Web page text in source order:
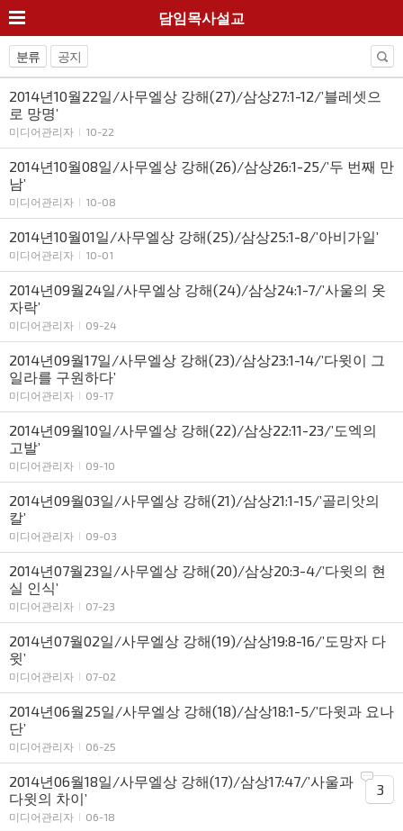
담임목사설교
분류 공지
2014년10월22일/사무엘상 강해(27)/삼상27:1-12/’블레셋으
로 망명’
미디어관리자 10-22
2014년10월08일/사무엘상 강해(26)/삼상26:1-25/’두 번째 만
남’
미디어관리자 10-08
2014년10월01일/사무엘상 강해(25)/삼상25:1-8/’아비가일’
미디어관리자 10-01
2014년09월24일/사무엘상 강해(24)/삼상24:1-7/’사울의 옷
자락’
미디어관리자 09-24
2014년09월17일/사무엘상 강해(23)/삼상23:1-14/’다윗이 그
일라를 구원하다’
미디어관리자 09-17
2014년09월10일/사무엘상 강해(22)/삼상22:11-23/’도엑의
고발’
미디어관리자 09-10
2014년09월03일/사무엘상 강해(21)/삼상21:1-15/’골리앗의
칼’
미디어관리자 09-03
2014년07월23일/사무엘상 강해(20)/삼상20:3-4/’다윗의 현
실 인식’
미디어관리자 07-23
2014년07월02일/사무엘상 강해(19)/삼상19:8-16/’도망자 다
윗’
미디어관리자 07-02
2014년06월25일/사무엘상 강해(18)/삼상18:1-5/’다윗과 요나
단’
미디어관리자 06-25
2014년06월18일/사무엘상 강해(17)/삼상17:47/’사울과
다윗의 차이’
미디어관리자 06-18
3